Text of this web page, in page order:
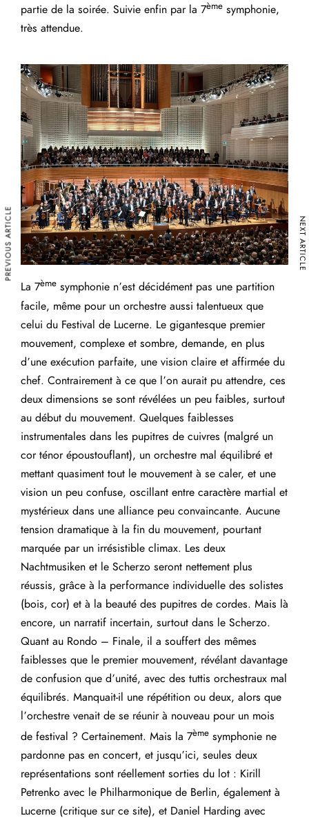
partie de la soirée. Suivie enfin par la 7ème symphonie,
très attendue.
La 7ème symphonie n’est décidément pas une partition
facile, même pour un orchestre aussi talentueux que
celui du Festival de Lucerne. Le gigantesque premier
mouvement, complexe et sombre, demande, en plus
d’une exécution parfaite, une vision claire et affirmée du
chef. Contrairement à ce que l’on aurait pu attendre, ces
deux dimensions se sont révélées un peu faibles, surtout
au début du mouvement. Quelques faiblesses
instrumentales dans les pupitres de cuivres (malgré un
cor ténor époustouflant), un orchestre mal équilibré et
mettant quasiment tout le mouvement à se caler, et une
vision un peu confuse, oscillant entre caractère martial et
mystérieux dans une alliance peu convaincante. Aucune
tension dramatique à la fin du mouvement, pourtant
marquée par un irrésistible climax. Les deux
Nachtmusiken et le Scherzo seront nettement plus
réussis, grâce à la performance individuelle des solistes
(bois, cor) et à la beauté des pupitres de cordes. Mais là
encore, un narratif incertain, surtout dans le Scherzo.
Quant au Rondo – Finale, il a souffert des mêmes
faiblesses que le premier mouvement, révélant davantage
de confusion que d’unité, avec des tuttis orchestraux mal
équilibrés. Manquait-il une répétition ou deux, alors que
l’orchestre venait de se réunir à nouveau pour un mois
de festival ? Certainement. Mais la 7ème symphonie ne
pardonne pas en concert, et jusqu’ici, seules deux
représentations sont réellement sorties du lot : Kirill
Petrenko avec le Philharmonique de Berlin, également à
Lucerne (critique sur ce site), et Daniel Harding avec
PREVIOUS ARTICLE NEXT ARTICLE